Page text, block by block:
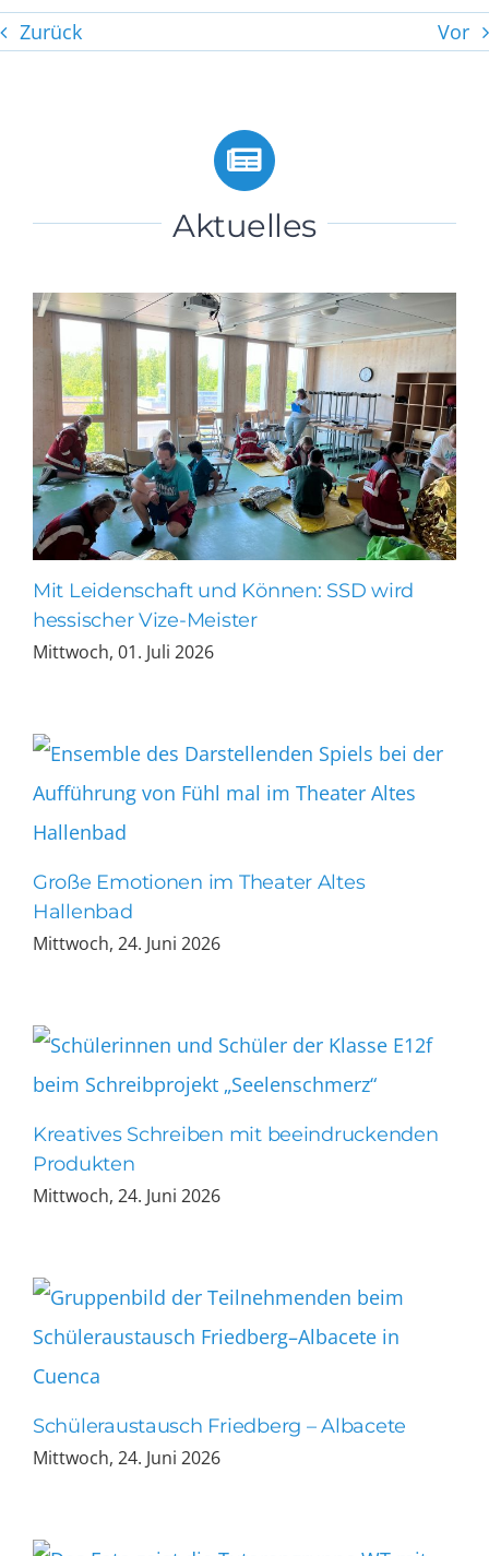
Zurück Vor
Aktuelles
Mit Leidenschaft und Können: SSD wird
hessischer Vize-Meister
Mittwoch, 01. Juli 2026
Große Emotionen im Theater Altes
Hallenbad
Mittwoch, 24. Juni 2026
Kreatives Schreiben mit beeindruckenden
Produkten
Mittwoch, 24. Juni 2026
Schüleraustausch Friedberg – Albacete
Mittwoch, 24. Juni 2026